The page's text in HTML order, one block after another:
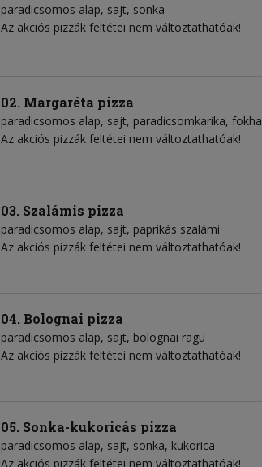
paradicsomos alap sajt sonka
Az akciós pizzák feltétei nem változtathatóak!
02. Margaréta pizza
paradicsomos alap sajt paradicsomkarika
Az akciós pizzák feltétei nem változtathatóak!
03. Szalámis pizza
paradicsomos alap sajt paprikás szalámi
Az akciós pizzák feltétei nem változtathatóak!
04. Bolognai pizza
paradicsomos alap sajt bolognai ragu
Az akciós pizzák feltétei nem változtathatóak!
05. Sonka-kukoricás pizza
paradicsomos alap sajt sonka kukorica
Az akciós pizzák feltétei nem változtathatóak!